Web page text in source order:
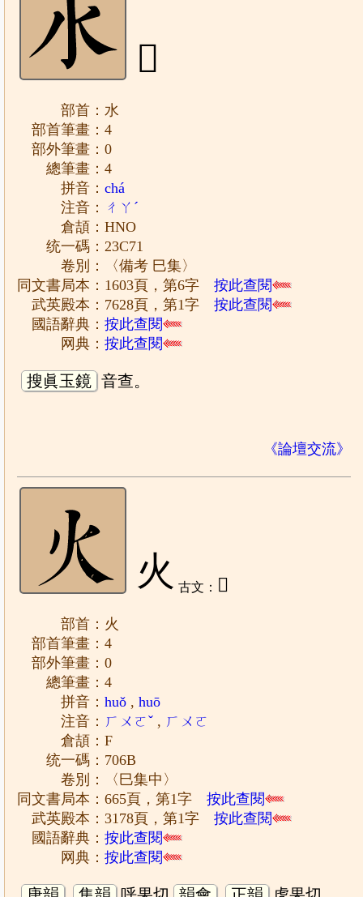
𣱱
部首：水
部首筆畫：4
部外筆畫：0
總筆畫：4
拼音：chá
注音：
ㄔㄚˊ
倉頡：HNO
统一碼：23C71
卷別：〈備考 巳集〉
同文書局本：1603頁，第6字按此查閱
武英殿本：7628頁，第1字按此查閱
國語辭典：按此查閱
网典：按此查閱
搜眞玉鏡 音查。
《論壇交流》
火 古文： 𤆄
部首：火
部首筆畫：4
部外筆畫：0
總筆畫：4
拼音：huǒ ,huō
注音： ㄏㄨㄛˇ , ㄏㄨㄛ
倉頡：F
统一碼：706B
卷別：〈巳集中〉
同文書局本：665頁，第1字按此查閱
武英殿本：3178頁，第1字按此查閱
國語辭典：按此查閱
网典：按此查閱